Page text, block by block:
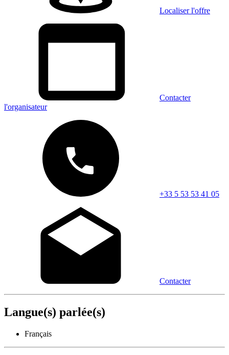
Localiser l'offre
Contacter
l'organisateur
+33 5 53 53 41 05
Contacter
Langue(s) parlée(s)
Français